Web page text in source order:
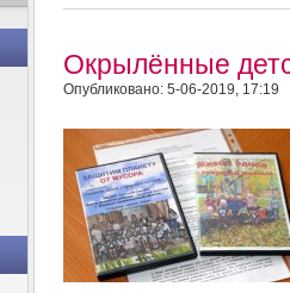
Окрылённые
Опубликовано: 5-06-2019, 17:19